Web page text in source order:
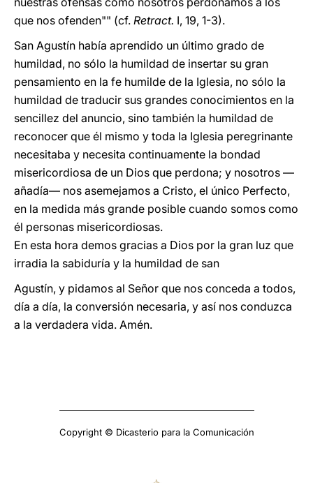
que nos ofenden"" (cf. Retract. I, 19, 1-3).
San Agustín había aprendido un último grado de
humildad, no sólo la humildad de insertar su gran
pensamiento en la fe humilde de la Iglesia, no sólo la
humildad de traducir sus grandes conocimientos en la
sencillez del anuncio, sino también la humildad de
reconocer que él mismo y toda la Iglesia peregrinante
necesitaba y necesita continuamente la bondad
misericordiosa de un Dios que perdona; y nosotros —
añadía— nos asemejamos a Cristo, el único Perfecto,
en la medida más grande posible cuando somos como
él personas misericordiosas.
En esta hora demos gracias a Dios por la gran luz que
irradia la sabiduría y la humildad de san
Agustín, y pidamos al Señor que nos conceda a todos,
día a día, la conversión necesaria, y así nos conduzca
a la verdadera vida. Amén.
Copyright © Dicasterio para la Comunicación